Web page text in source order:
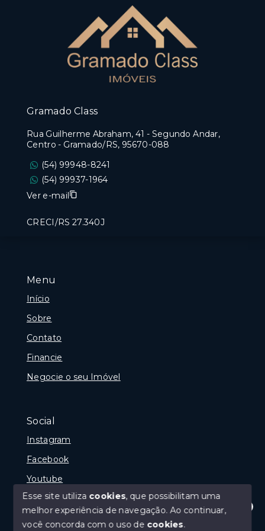
Olá! Estamos disponíveis para te ajudar.
Menu
Início
Sobre
Contato
Financie
Negocie o seu Imóvel
Social
Instagram
Facebook
Youtube
© Copyright 2026 - Gramado Class - Todos os direitos
Gramado Class
Rua Guilherme Abraham, 41 - Segundo Andar,
Centro - Gramado/RS, 95670-088
(54) 99948-8241
(54) 99937-1964
Ver e-mail
CRECI/RS 27.340J
Esse site utiliza cookies, que possibilitam uma
melhor experiência de navegação.Ao continuar,
você concorda com o uso de cookies.